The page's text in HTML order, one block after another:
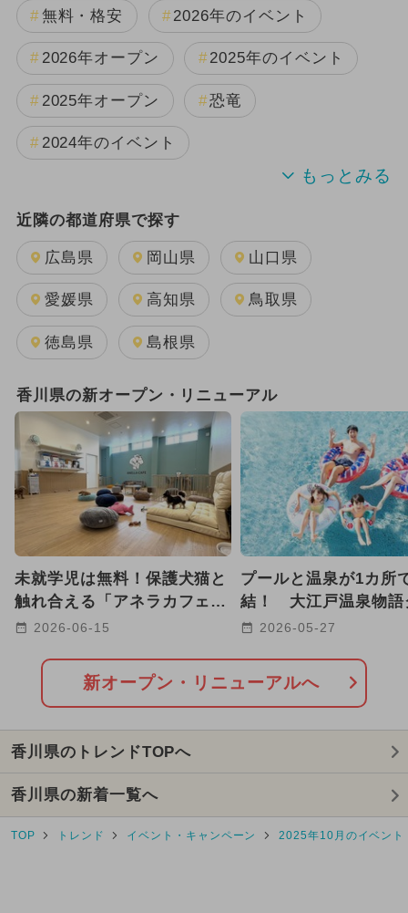
無料・格安 2026年のイベント
2026年オープン 2025年のイベント
2025年オープン 恐竜
2024年のイベント
2025年11月のイベント
2025年10月のイベント 雨の日OK
2025年3月のイベント 夏休み
2024年7月のイベント
2025年9月のイベント
2024年12月のイベント
2026年1月のイベント 日帰り
GW(ゴールデンウィーク)
2024年11月のイベント
2025年2月のイベント
2026年8月のイベント
2024年4月のイベント
2024年9月のイベント
2026年7月のイベント
近隣の都道府県で探す
広島県 岡山県 山口県
愛媛県 高知県 鳥取県
徳島県 島根県
香川県の新オープン・リニューアル
未就学児は無料！保護犬猫と
触れ合える「アネラカフェ
高松中央店」が香川にオープ
2026-06-15
プールと温泉が1カ所
結！ 大江戸温泉物語
プ、全国16施設で夏
2026-05-27
新オープン・リニューアルへ
香川県のトレンドTOPへ
香川県の新着一覧へ
TOP トレンド イベント・キャンペーン 2025年10月のイベント